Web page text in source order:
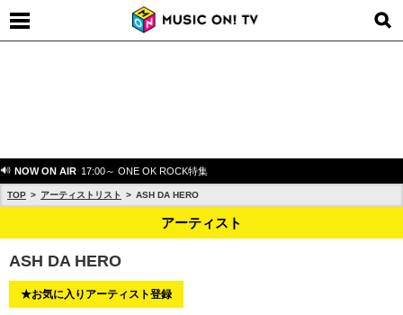
NOW ON AIR 17:00～ ONE OK ROCK特集
TOP アーティストリスト ASH DA HERO
アーティスト
ASH DA HERO
★お気に入りアーティスト登録